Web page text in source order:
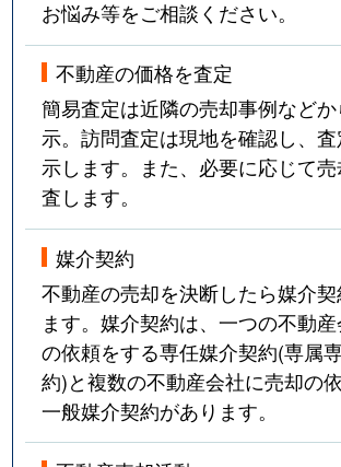
お悩み等をご相談ください。
不動産の価格を査定
簡易査定は近隣の売却事例など
示。訪問査定は現地を確認し、
示します。また、必要に応じて
査します。
媒介契約
不動産の売却を決断したら媒介
ます。媒介契約は、一つの不動
の依頼をする専任媒介契約(専属
約)と複数の不動産会社に売却の
一般媒介契約があります。